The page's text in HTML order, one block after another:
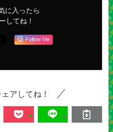
に入ったら
してね！
Follow Me
アしてね！